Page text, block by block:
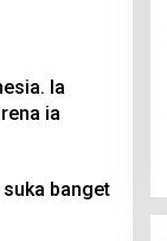
Ia
ia
banget